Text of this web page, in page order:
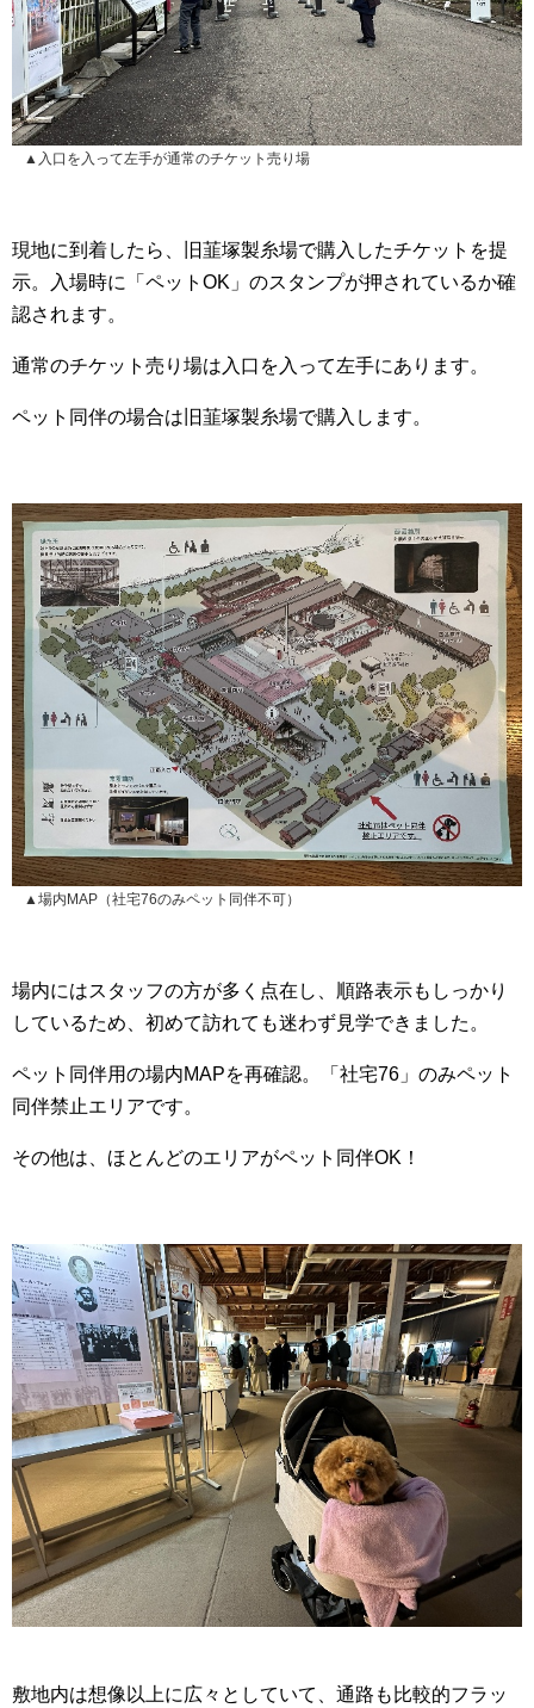
▲入口を入って左手が通常のチケット売り場
現地に到着したら、旧韮塚製糸場で購入したチケットを提
示。入場時に「ペットOK」のスタンプが押されているか確
認されます。
通常のチケット売り場は入口を入って左手にあります。
ペット同伴の場合は旧韮塚製糸場で購入します。
▲場内MAP（社宅76のみペット同伴不可）
場内にはスタッフの方が多く点在し、順路表示もしっかり
しているため、初めて訪れても迷わず見学できました。
ペット同伴用の場内MAPを再確認。「社宅76」のみペット
同伴禁止エリアです。
その他は、ほとんどのエリアがペット同伴OK！
敷地内は想像以上に広々としていて、通路も比較的フラッ